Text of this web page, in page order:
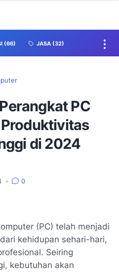
(66) JASA (32)
PC
di 2024
•
0
(PC) telah menjadi
kehidupan sehari-hari,
Seiring
kebutuhan akan